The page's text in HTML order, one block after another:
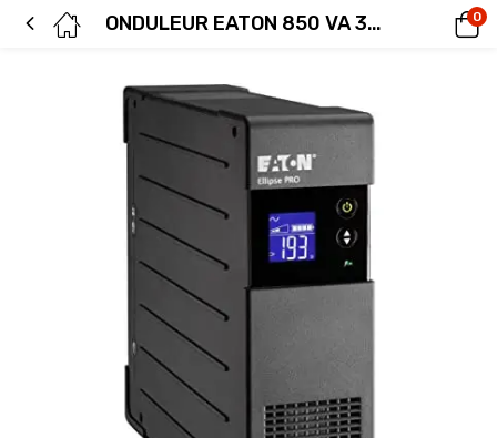
ONDULEUR EATON 850 VA 3s850F 0